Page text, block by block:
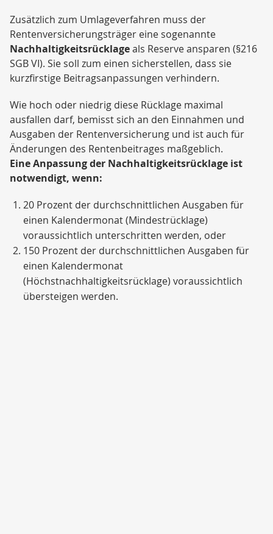
Zusätzlich zum Umlageverfahren muss der
Rentenversicherungsträger eine sogenannte
Nachhaltigkeitsrücklageals Reserve ansparen (§216
SGB VI). Sie soll zum einen sicherstellen, dass sie
kurzfirstige Beitragsanpassungen verhindern.
Wie hoch oder niedrig diese Rücklage maximal
ausfallen darf, bemisst sich an den Einnahmen und
Ausgaben der Rentenversicherung und ist auch für
Änderungen des Rentenbeitrages maßgeblich.
Eine Anpassung der Nachhaltigkeitsrücklage ist
notwendigt, wenn:
20 Prozent der durchschnittlichen Ausgaben für
einen Kalendermonat (Mindestrücklage)
voraussichtlich unterschritten werden, oder
150 Prozent der durchschnittlichen Ausgaben für
einen Kalendermonat
(Höchstnachhaltigkeitsrücklage) voraussichtlich
übersteigen werden.